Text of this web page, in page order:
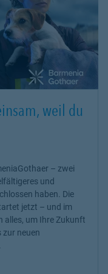
weil du
– zwei
und
haben. Die
jetzt – und im
alles, um Ihre Zukunft
zur neuen